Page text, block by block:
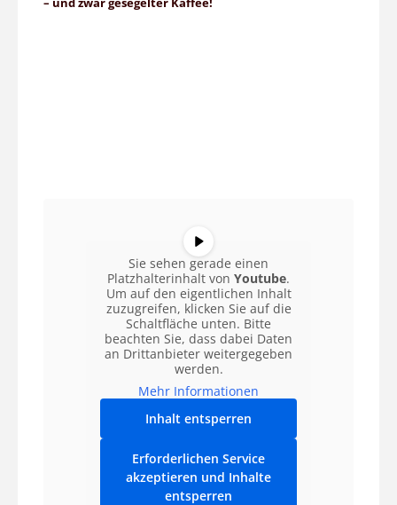
– und zwar gesegelter Kaffee!
Sie sehen gerade einen
Platzhalterinhalt von Youtube.
Um auf den eigentlichen Inhalt
zuzugreifen, klicken Sie auf die
Schaltfläche unten. Bitte
beachten Sie, dass dabei Daten
an Drittanbieter weitergegeben
werden.
Mehr Informationen
Inhalt entsperren
Erforderlichen Service
akzeptieren und Inhalte
entsperren